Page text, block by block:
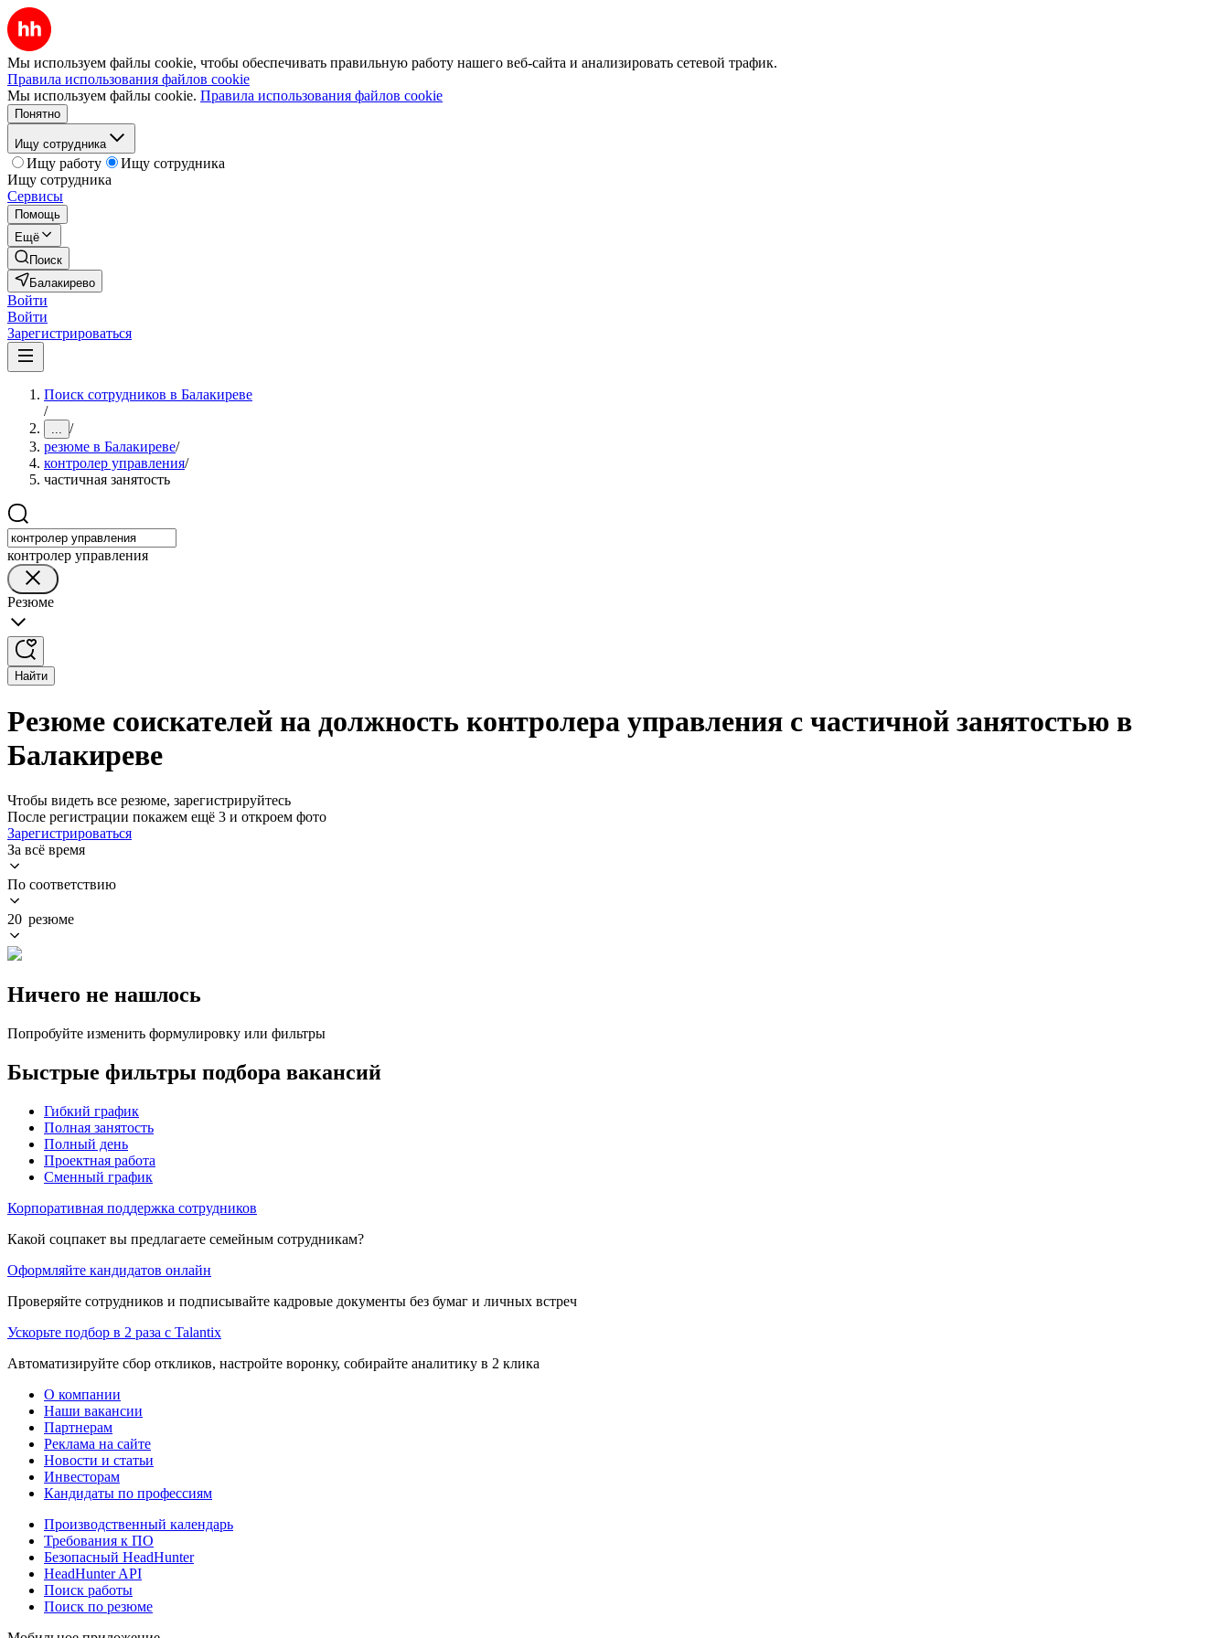
Мы используем файлы cookie, чтобы обеспечивать правильную работу нашего веб-сайта и анализировать сетевой трафик.
Правила использования файлов cookie
Мы используем файлы cookie. Правила использования файлов cookie
Понятно
Ищу сотрудника
Ищу работу
Ищу сотрудника
Ищу сотрудника
Сервисы
Помощь
Ещё
Поиск
Балакирево
Войти
Войти
Зарегистрироваться
Поиск сотрудников в Балакиреве
/
... /
резюме в Балакиреве/
контролер управления/
частичная занятость
контролер управления
Резюме
Найти
Резюме соискателей на должность контролера управления с частичной занятостью в
Балакиреве
Чтобы видеть все резюме, зарегистрируйтесь
После регистрации покажем ещё 3 и откроем фото
Зарегистрироваться
За всё время
По соответствию
20 резюме
Ничего не нашлось
Попробуйте изменить формулировку или фильтры
Быстрые фильтры подбора вакансий
Гибкий график
Полная занятость
Полный день
Проектная работа
Сменный график
Корпоративная поддержка сотрудников
Какой соцпакет вы предлагаете семейным сотрудникам?
Оформляйте кандидатов онлайн
Проверяйте сотрудников и подписывайте кадровые документы без бумаг и личных встреч
Ускорьте подбор в 2 раза с Talantix
Автоматизируйте сбор откликов, настройте воронку, собирайте аналитику в 2 клика
О компании
Наши вакансии
Партнерам
Реклама на сайте
Новости и статьи
Инвесторам
Кандидаты по профессиям
Производственный календарь
Требования к ПО
Безопасный HeadHunter
HeadHunter API
Поиск работы
Поиск по резюме